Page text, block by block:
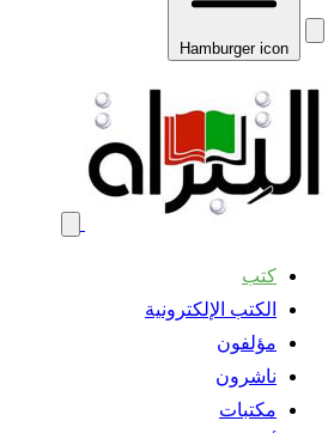
Hamburger icon
كتب
الكتب الإلكترونية
مؤلفون
ناشرون
مكتبات